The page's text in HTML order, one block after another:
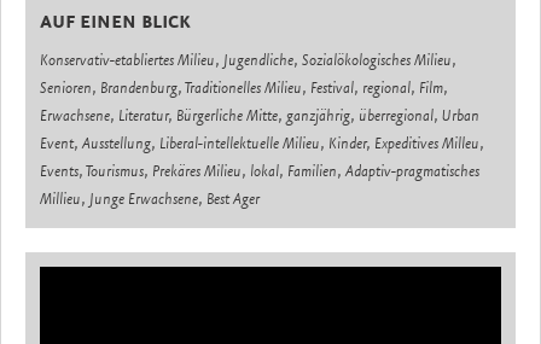
AUF EINEN BLICK
Konservativ-etabliertes Milieu, Jugendliche, Sozialökologisches Milieu,
Senioren, Brandenburg, Traditionelles Milieu, Festival, regional, Film,
Erwachsene, Literatur, Bürgerliche Mitte, ganzjährig, überregional, Urban
Event, Ausstellung, Liberal-intellektuelle Milieu, Kinder, Expeditives Milleu,
Events, Tourismus, Prekäres Milieu, lokal, Familien, Adaptiv-pragmatisches
Millieu, Junge Erwachsene, Best Ager